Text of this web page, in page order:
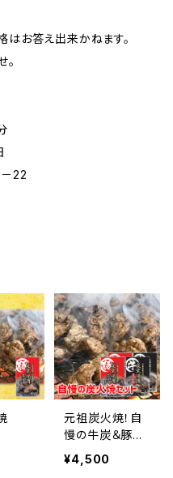
はお答え出来かねます。
。
22
元祖炭火焼！自
慢の牛炭＆豚炭
セット
¥4,500